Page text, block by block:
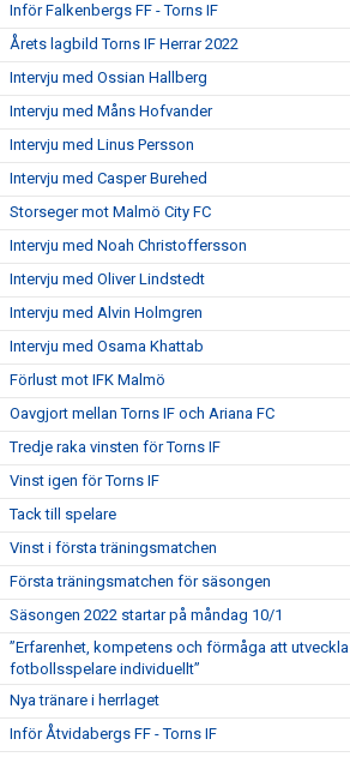
Inför Falkenbergs FF - Torns IF
Årets lagbild Torns IF Herrar 2022
Intervju med Ossian Hallberg
Intervju med Måns Hofvander
Intervju med Linus Persson
Intervju med Casper Burehed
Storseger mot Malmö City FC
Intervju med Noah Christoffersson
Intervju med Oliver Lindstedt
Intervju med Alvin Holmgren
Intervju med Osama Khattab
Förlust mot IFK Malmö
Oavgjort mellan Torns IF och Ariana FC
Tredje raka vinsten för Torns IF
Vinst igen för Torns IF
Tack till spelare
Vinst i första träningsmatchen
Första träningsmatchen för säsongen
Säsongen 2022 startar på måndag 10/1
”Erfarenhet, kompetens och förmåga att utveckla
fotbollsspelare individuellt”
Nya tränare i herrlaget
Inför Åtvidabergs FF - Torns IF